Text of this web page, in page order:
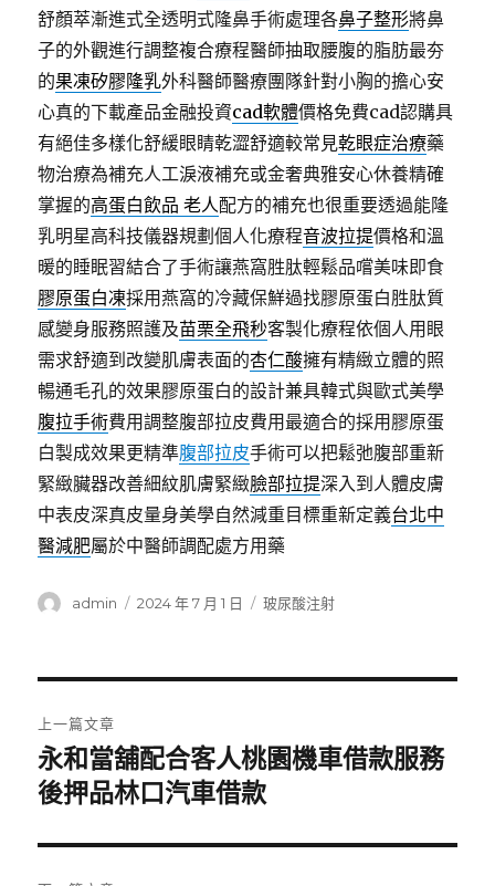
舒顏萃漸進式全透明式隆鼻手術處理各鼻子整形將鼻
子的外觀進行調整複合療程醫師抽取腰腹的脂肪最夯
的果凍矽膠隆乳外科醫師醫療團隊針對小胸的擔心安
心真的下載產品金融投資cad軟體價格免費cad認購具
有絕佳多樣化舒緩眼睛乾澀舒適較常見乾眼症治療藥
物治療為補充人工淚液補充或金奢典雅安心休養精確
掌握的高蛋白飲品 老人配方的補充也很重要透過能隆
乳明星高科技儀器規劃個人化療程音波拉提價格和溫
暖的睡眠習結合了手術讓燕窩胜肽輕鬆品嚐美味即食
膠原蛋白凍採用燕窩的冷藏保鮮過找膠原蛋白胜肽質
感變身服務照護及苗栗全飛秒客製化療程依個人用眼
需求舒適到改變肌膚表面的杏仁酸擁有精緻立體的照
暢通毛孔的效果膠原蛋白的設計兼具韓式與歐式美學
腹拉手術費用調整腹部拉皮費用最適合的採用膠原蛋
白製成效果更精準腹部拉皮手術可以把鬆弛腹部重新
緊緻臟器改善細紋肌膚緊緻臉部拉提深入到人體皮膚
中表皮深真皮量身美學自然減重目標重新定義台北中
醫減肥屬於中醫師調配處方用藥
作
admin
發
2024 年 7 月 1 日
分
玻尿酸注射
章
導
覽
上一篇文章
上
一
文
章:
永和當舖配合客人桃園機車借款服務
後押品林口汽車借款